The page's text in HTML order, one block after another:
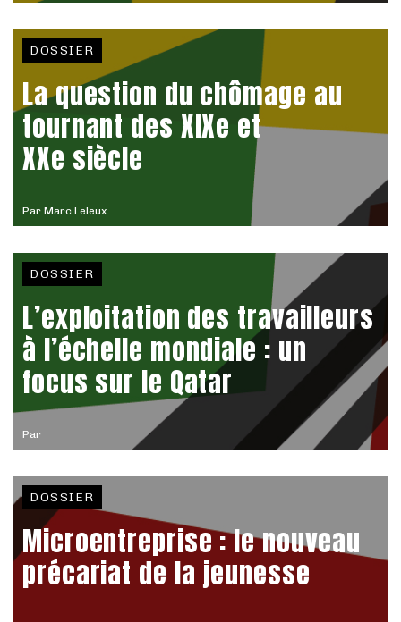
Par Marc Leleux
DOSSIER
La question du chômage au
tournant des XIXe et
XXe siècle
Par
DOSSIER
L’exploitation des travailleurs
à l’échelle mondiale : un
focus sur le Qatar
DOSSIER
Microentreprise : le nouveau
précariat de la jeunesse